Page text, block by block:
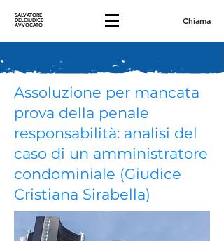
SALVATORE
DELGIUDICE
AVVOCATO Chiama
Assoluzione per mancata
prova della penale
responsabilità: analisi del
caso di un amministratore
condominiale (Giudice
Cristiana Sirabella)